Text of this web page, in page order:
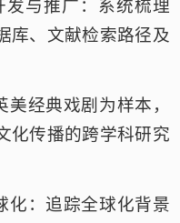
发与推广：系统梳理
库、文献检索路径及
经典戏剧为样本，
化传播的跨学科研究
化：追踪全球化背景